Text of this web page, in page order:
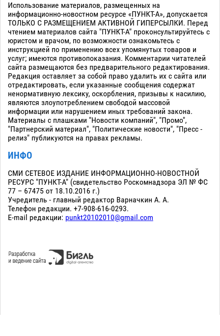
Использование материалов, размещенных на
информационно-новостном ресурсе «ПУНКТ-А», допускается
ТОЛЬКО С РАЗМЕЩЕНИЕМ АКТИВНОЙ ГИПЕРСЫЛКИ. Перед
чтением материалов сайта "ПУНКТ-А" проконсультируйтесь с
юристом и врачом, по возможности ознакомьтесь с
инструкцией по применению всех упомянутых товаров и
услуг; имеются противопоказания. Комментарии читателей
сайта размещаются без предварительного редактирования.
Редакция оставляет за собой право удалить их с сайта или
отредактировать, если указанные сообщения содержат
ненормативную лексику, оскорбления, призывы к насилию,
являются злоупотреблением свободой массовой
информации или нарушением иных требований закона.
Материалы с плашками "Новости компаний", "Промо",
"Партнерский материал", "Политические новости", "Пресс -
релиз" публикуются на правах рекламы.
ИНФО
СМИ СЕТЕВОЕ ИЗДАНИЕ ИНФОРМАЦИОННО-НОВОСТНОЙ
РЕСУРС "ПУНКТ-А" (свидетельство Роскомнадзора ЭЛ № ФС
77 – 67475 от 18.10.2016 г.)
Учредитель - главный редактор Варначкин А. А.
Телефон редакции. +7-908-616-0293.
E-mail редакции: punkt20102010@gmail.com